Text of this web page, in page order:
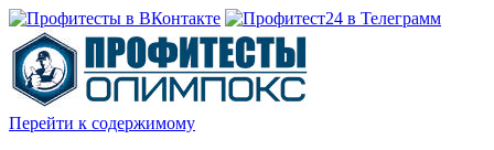
Перейти к содержимому